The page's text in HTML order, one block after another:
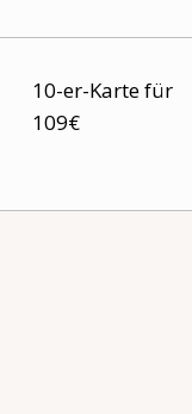
10-er-Karte für
109€